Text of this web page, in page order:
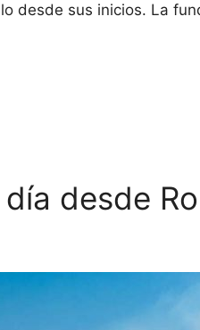
desde sus inicios. La
desde